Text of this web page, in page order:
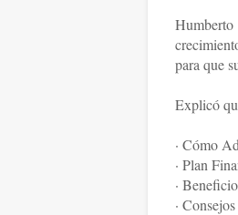
para que
Explicó
· Cómo
· Plan
·
·